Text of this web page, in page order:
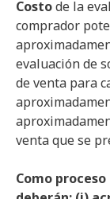
Costode la
comprador
evaluación de
de venta para
venta que se
Como